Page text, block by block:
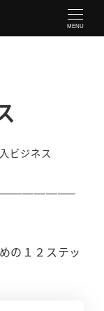
MENU
リー
ビジネス
の１２ステッ